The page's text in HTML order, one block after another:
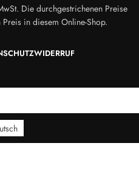
Die durchgestrichenen Preise
in diesem Online-Shop.
WIDERRUF